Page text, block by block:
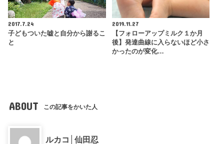
2017.7.24
子どもついた嘘と自分から謝るこ
と
2019.11.27
【フォローアップミルク１か月
後】発達曲線に入らないほど小さ
かったのが変化…
ABOUT この記事をかいた人
ルカコ│仙田忍